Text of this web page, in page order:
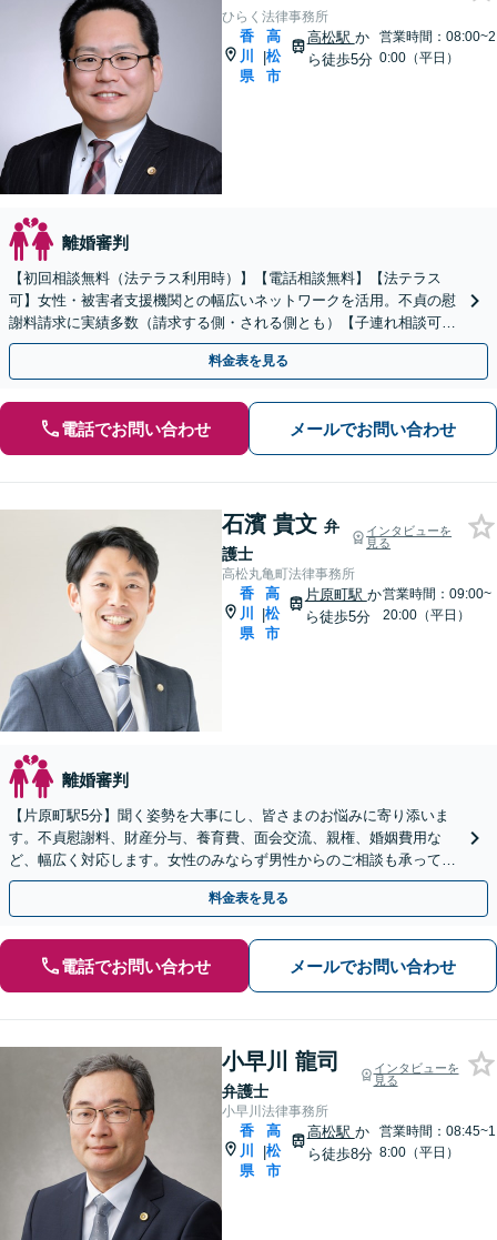
ひらく法律事務所
香
川
県
|
高
松
市
高松駅 か
ら徒歩5分
営業時間：08:00~2
0:00（平日）
離婚審判
【初回相談無料（法テラス利用時）】【電話相談無料】【法テラス
可】女性・被害者支援機関との幅広いネットワークを活用。不貞の慰
謝料請求に実績多数（請求する側・される側とも）【子連れ相談可】
【完全個室相談】【高松駅5分】
料金表を見る
電話でお問い合わせ メールでお問い合わせ
石濱 貴文 弁
護士
インタビューを
見る
高松丸亀町法律事務所
香
川
県
|
高
松
市
片原町駅 か
ら徒歩5分
営業時間：09:00~
20:00（平日）
離婚審判
【片原町駅5分】聞く姿勢を大事にし、皆さまのお悩みに寄り添いま
す。不貞慰謝料、財産分与、養育費、面会交流、親権、婚姻費用な
ど、幅広く対応します。女性のみならず男性からのご相談も承ってお
ります【夜間・休日面談可】【完全個室】
料金表を見る
電話でお問い合わせ メールでお問い合わせ
小早川 龍司
弁護士
インタビューを
見る
小早川法律事務所
香
川
県
|
高
松
市
高松駅 か
ら徒歩8分
営業時間：08:45~1
8:00（平日）